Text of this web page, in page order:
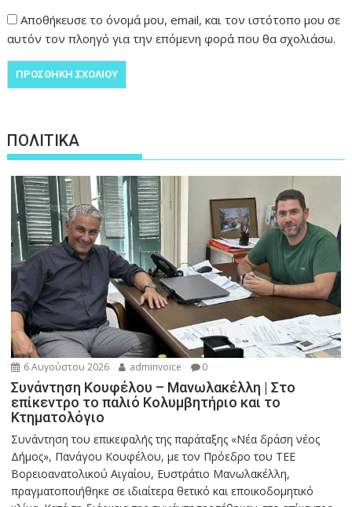
Αποθήκευσε το όνομά μου, email, και τον ιστότοπο μου σε
αυτόν τον πλοηγό για την επόμενη φορά που θα σχολιάσω.
ΠΟΛΙΤΙΚΑ
6 Αυγούστου 2026 adminvoice 0
Συνάντηση Κουφέλου – Μανωλακέλλη | Στο
επίκεντρο το παλιό Κολυμβητήριο και το
Κτηματολόγιο
Συνάντηση του επικεφαλής της παράταξης «Νέα δράση νέος
Δήμος», Πανάγου Κουφέλου, με τον Πρόεδρο του ΤΕΕ
Βορειοανατολικού Αιγαίου, Ευστράτιο Μανωλακέλλη,
πραγματοποιήθηκε σε ιδιαίτερα θετικό και εποικοδομητικό